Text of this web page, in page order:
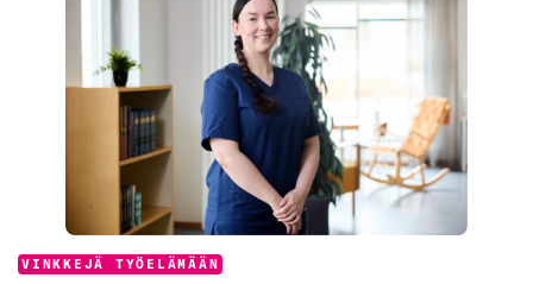
Categories:
VINKKEJÄ TYÖELÄMÄÄN